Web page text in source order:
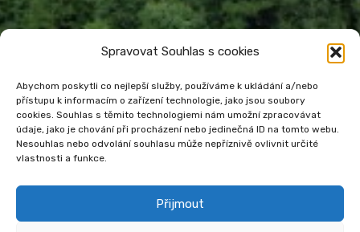
Spravovat Souhlas s cookies
Abychom poskytli co nejlepší služby, používáme k ukládání a/nebo
přístupu k informacím o zařízení technologie, jako jsou soubory
cookies. Souhlas s těmito technologiemi nám umožní zpracovávat
údaje, jako je chování při procházení nebo jedinečná ID na tomto webu.
Nesouhlas nebo odvolání souhlasu může nepříznivě ovlivnit určité
vlastnosti a funkce.
Přijmout
Městská knihovna Havířov
Prohlášení o přístupnosti webu
Zásady cookies